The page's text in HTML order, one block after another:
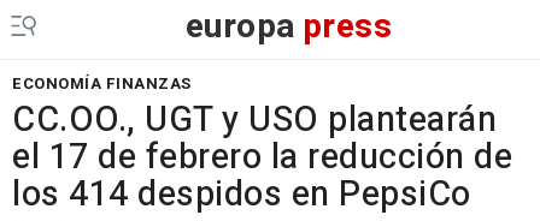
europa press
ECONOMÍA FINANZAS
CC.OO., UGT y USO plantearán
el 17 de febrero la reducción de
los 414 despidos en PepsiCo